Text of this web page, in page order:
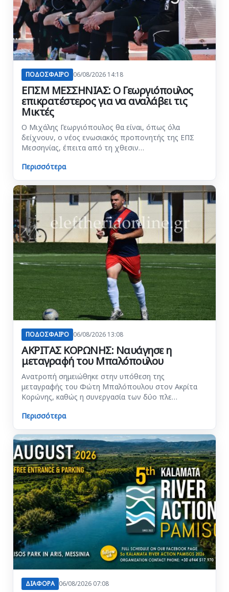
ΠΟΔΟΣΦΑΙΡΟ 06/08/2026 14:18
ΕΠΣΜ ΜΕΣΣΗΝΙΑΣ: Ο Γεωργιόπουλος
επικρατέστερος για να αναλάβει τις
Μικτές
Ο Μιχάλης Γεωργιόπουλος θα είναι, όπως όλα
δείχνουν, ο νέος ενωσιακός προπονητής της ΕΠΣ
Μεσσηνίας, έπειτα από τη χθεσιν…
Περισσότερα
ΠΟΔΟΣΦΑΙΡΟ 06/08/2026 13:08
ΑΚΡΙΤΑΣ ΚΟΡΩΝΗΣ: Ναυάγησε η
μεταγραφή του Μπαλόπουλου
Ανατροπή σημειώθηκε στην υπόθεση της
μεταγραφής του Φώτη Μπαλόπουλου στον Ακρίτα
Κορώνης, καθώς η συνεργασία των δύο πλε…
Περισσότερα
ΔΙΑΦΟΡΑ 06/08/2026 07:08